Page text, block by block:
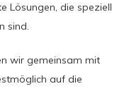
Lösungen, die speziell
sind.
wir gemeinsam mit
auf die